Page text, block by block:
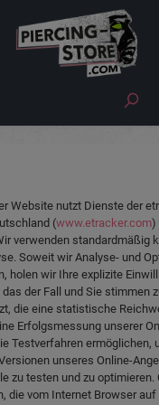
Website nutzt Dienste der
(www.etracker.com)
verwenden standardmäßig
Soweit wir Analyse- und
holen wir Ihre explizite
der Fall und Sie stimmen
die eine statistische
Erfolgsmessung unserer
Testverfahren ermöglichen,
unseres Online-
zu testen und zu optimieren.
die vom Internet Browser auf